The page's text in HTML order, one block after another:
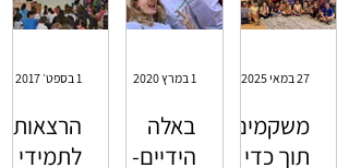
משקמים
תוך כדי
27 במאי 2025 זמן קריאה 1 דקות
באלה
הידיים-
1 במרץ 2020 זמן קריאה 1 דקות
הרצאות
לתמידי
1 בספט׳ 2017